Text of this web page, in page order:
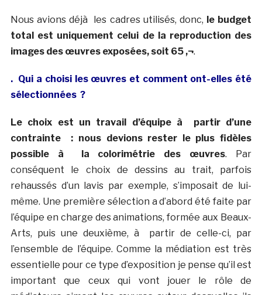
Nous avions déjà les cadres utilisés, donc, le budget
total est uniquement celui de la reproduction des
images des œuvres exposées, soit 65 ‚¬.
. Qui a choisi les œuvres et comment ont-elles été
sélectionnées ?
Le choix est un travail d’équipe à partir d’une
contrainte : nous devions rester le plus fidèles
possible à la colorimétrie des œuvres. Par
conséquent le choix de dessins au trait, parfois
rehaussés d’un lavis par exemple, s’imposait de lui-
même. Une première sélection a d’abord été faite par
l’équipe en charge des animations, formée aux Beaux-
Arts, puis une deuxième, à partir de celle-ci, par
l’ensemble de l’équipe. Comme la médiation est très
essentielle pour ce type d’exposition je pense qu’il est
important que ceux qui vont jouer le rôle de